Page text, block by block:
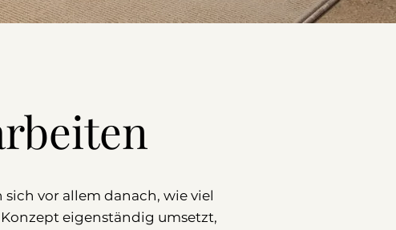
vor allem danach, wie viel
eigenständig umsetzt,